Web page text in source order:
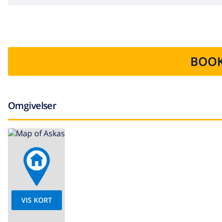
Omgivelser
VIS KORT